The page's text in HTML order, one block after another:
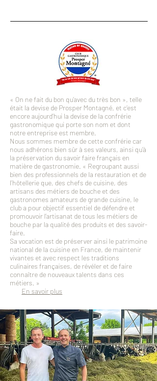
« On ne fait du bon qu’avec du très bon », telle
était la devise de Prosper Montagné, et c’est
encore aujourd’hui la devise de la confrérie
gastronomique qui porte son nom et dont
notre entreprise est membre.
Nous sommes membre de cette confrérie car
nous adhérons bien sûr à ses valeurs, ainsi qu’à
la préservation du savoir faire français en
matière de gastronomie. « Regroupant aussi
bien des professionnels de la restauration et de
l’hôtellerie que, des chefs de cuisine, des
artisans des métiers de bouche et des
gastronomes amateurs de grande cuisine, le
club a pour objectif essentiel de défendre et
promouvoir l’artisanat de tous les métiers de
bouche par la qualité des produits et des savoir-
faire.
Sa vocation est de préserver ainsi le patrimoine
national de la cuisine en France, de maintenir
vivantes et avec respect les traditions
culinaires françaises, de révéler et de faire
connaître de nouveaux talents dans ces
métiers. »
En savoir plus